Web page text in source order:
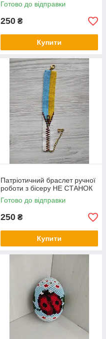
Готово до відправки
250 ₴
Купити
Патріотичний браслет ручної
роботи з бісеру НЕ СТАНОК
Готово до відправки
250 ₴
Купити